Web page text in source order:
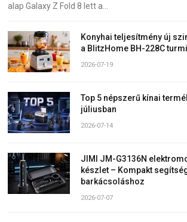
alap Galaxy Z Fold 8 lett a…
Konyhai teljesítmény új
a BlitzHome BH-228C
2026-07-19
Top 5 népszerű kínai
júliusban
2026-07-14
JIMI JM-G3136N
készlet – Kompakt
barkácsoláshoz
2026-07-07